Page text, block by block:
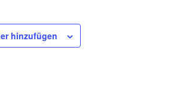
hinzufügen